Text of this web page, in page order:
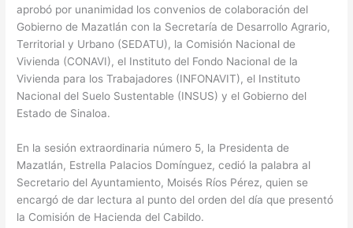
aprobó por unanimidad los convenios de colaboración del
Gobierno de Mazatlán con la Secretaría de Desarrollo Agrario,
Territorial y Urbano (SEDATU), la Comisión Nacional de
Vivienda (CONAVI), el Instituto del Fondo Nacional de la
Vivienda para los Trabajadores (INFONAVIT), el Instituto
Nacional del Suelo Sustentable (INSUS) y el Gobierno del
Estado de Sinaloa.
En la sesión extraordinaria número 5, la Presidenta de
Mazatlán, Estrella Palacios Domínguez, cedió la palabra al
Secretario del Ayuntamiento, Moisés Ríos Pérez, quien se
encargó de dar lectura al punto del orden del día que presentó
la Comisión de Hacienda del Cabildo.